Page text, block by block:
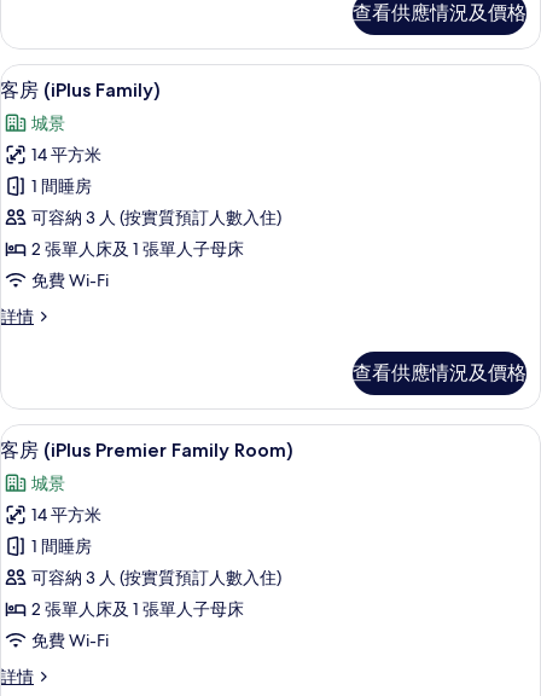
Family
Room)
的
相
片
(iBusiness
Family
Room)
情
查看供應情況及價格
載
入
所
有
客
房
(iPlus
Family)
的
房內夾萬、書桌、隔音、熨斗/熨衫板
6
客房 (iPlus Family)
城景
14 平方米
1 間睡房
可容納 3 人 (按實質預訂人數入住)
2 張單人床及 1 張單人子母床
免費 Wi-Fi
詳情
客
詳
情
查看供應情況及價格
載
入
所
有
客
房
(iPlus
Premier
Family
房內夾萬、書桌、隔音、熨斗/熨衫板
5
客房 (iPlus Premier Family Room)
城景
14 平方米
1 間睡房
可容納 3 人 (按實質預訂人數入住)
2 張單人床及 1 張單人子母床
免費 Wi-Fi
詳情
客